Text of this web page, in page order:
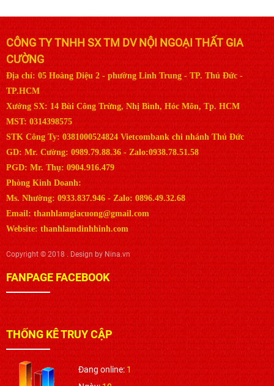
CÔNG TY TNHH SX TM DV NỘI NGOẠI THẤT GIA
CƯỜNG
Địa chỉ: 05 Hoàng Diệu 2 - phường Linh Trung - TP. Thủ Đức -
TP.HCM
Xưởng SX: 14 Bùi Công Trừng, Nhị Bình, Hóc Môn, Tp. HCM
MST: 0314398575
STK Công Ty: 0381000524824 Vietcombank chi nhánh Thủ Đức
GD: Mr. Cường: 0989.79.88.36 - Zalo:0938.78.51.58
PGD: Mr. Thụ: 0904.916.479
Phòng Kinh Doanh:
Ms. Nhường: 0933.837.946 - Zalo: 0896.49.32.68
Email: thanhlamgiacuong@gmail.com
Website: thanhlamdinhhinh.com
Copyright © 2018 . Design by Nina.vn
FANPAGE FACEBOOK
THỐNG KÊ TRUY CẬP
Đang online: 1